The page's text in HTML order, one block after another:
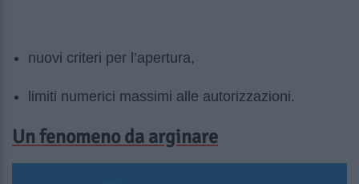
nuovi criteri per l’apertura,
limiti numerici massimi alle autorizzazioni.
Un fenomeno da arginare